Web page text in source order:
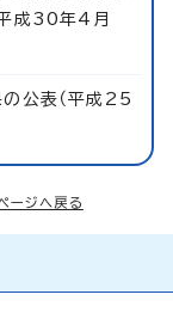
成30年4月
公表（平成25
ージへ戻る